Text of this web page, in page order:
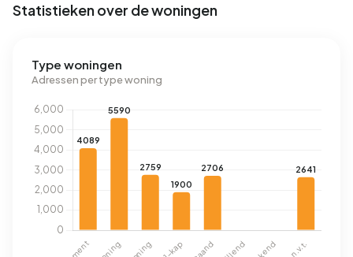
Statistieken over de woningen
Type woningen
Adressen per type woning